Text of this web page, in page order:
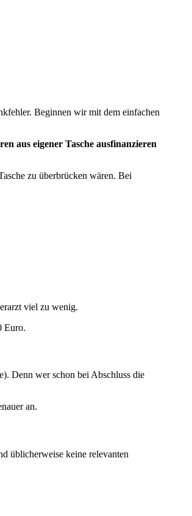
Beginnen wir mit dem einfachen
aus eigener Tasche ausfinanzieren
zu überbrücken wären. Bei
viel zu wenig.
Euro.
Denn wer schon bei Abschluss die
an.
üblicherweise keine relevanten